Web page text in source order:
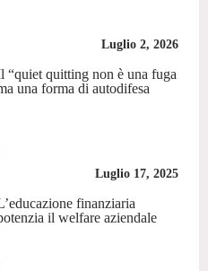
Luglio 2, 2026
“quiet quitting non è una fuga
una forma di autodifesa
Luglio 17, 2025
finanziaria
il welfare aziendale